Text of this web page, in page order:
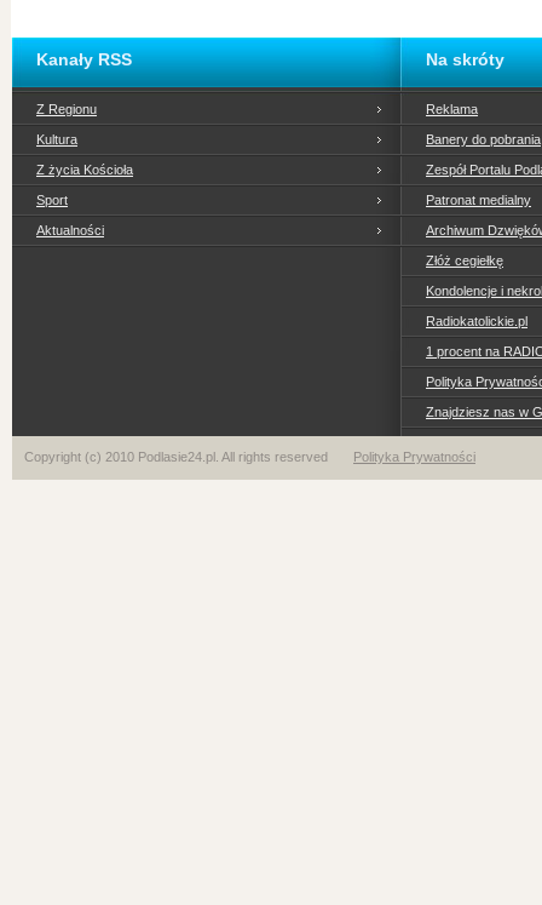
Kanały RSS
Z Regionu
Kultura
Z życia Kościoła
Sport
Aktualności
Na skróty
Reklama
Banery do pobrania
Zespół Portalu
Patronat medialny
Archiwum
Złóż cegiełkę
Kondolencje i
Radiokatolickie.pl
1 procent na
Polityka
Znajdziesz nas w
Copyright (c) 2010 Podlasie24.pl. All rights reserved Polityka Prywatności